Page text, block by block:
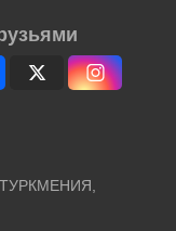
ТУРКМЕНИЯ,